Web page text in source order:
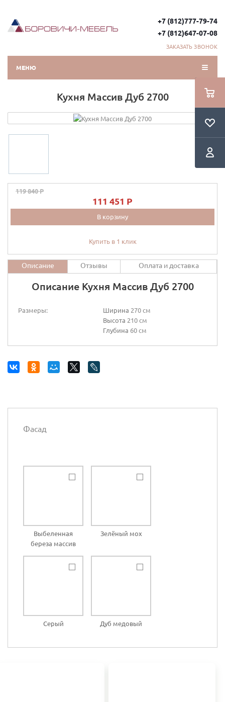
+7 (812)777-79-74
+7 (812)647-07-08
ЗАКАЗАТЬ ЗВОНОК
МЕНЮ
Кухня Массив Дуб 2700
119 840 P
111 451 P
В корзину
Купить в 1 клик
Описание Отзывы Оплата и доставка
Описание Кухня Массив Дуб 2700
Размеры: Ширина 270 см
Высота 210 см
Глубина 60 см
Фасад
Выбеленная
береза массив
Зелёный мох
Серый Дуб медовый